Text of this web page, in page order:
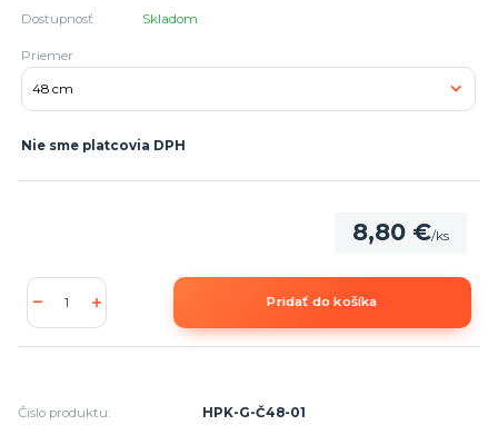
Dostupnosť Skladom
Priemer
Nie sme platcovia DPH
8,80 €/ks
Pridať do košíka
Číslo produktu:
HPK-G-Č48-01